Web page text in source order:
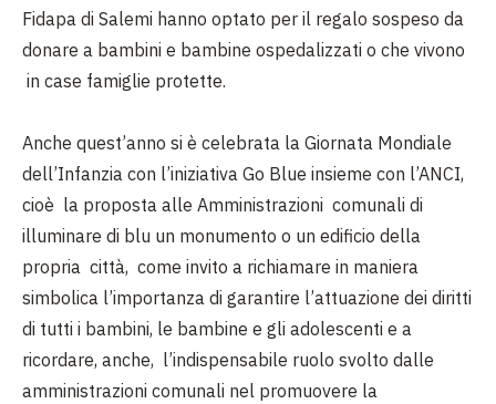
Fidapa di Salemi hanno optato per il regalo sospeso da
donare a bambini e bambine ospedalizzati o che vivono
in case famiglie protette.
Anche quest’anno si è celebrata la Giornata Mondiale
dell’Infanzia con l’iniziativa Go Blue insieme con l’ANCI,
cioè la proposta alle Amministrazioni comunali di
illuminare di blu un monumento o un edificio della
propria città, come invito a richiamare in maniera
simbolica l’importanza di garantire l’attuazione dei diritti
di tutti i bambini, le bambine e gli adolescenti e a
ricordare, anche, l’indispensabile ruolo svolto dalle
amministrazioni comunali nel promuovere la